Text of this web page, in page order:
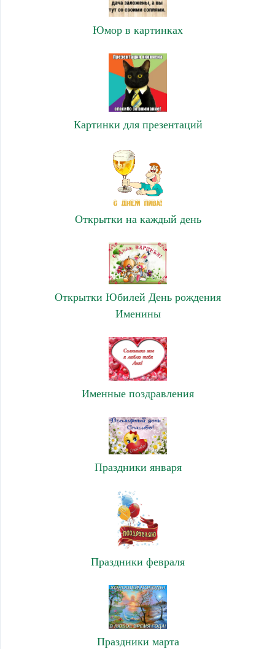
Юмор в картинках
Картинки для презентаций
Открытки на каждый день
Открытки Юбилей День рождения
Именины
Именные поздравления
Праздники января
Праздники февраля
Праздники марта